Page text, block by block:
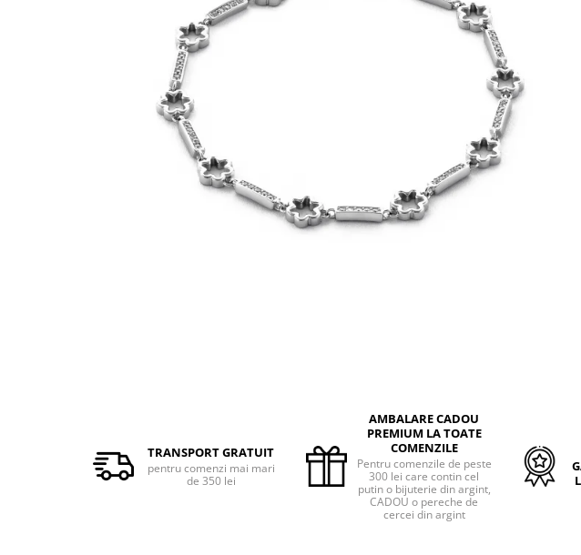
TRANSPORT GRATUIT
pentru comenzi mai mari
de 350 lei
AMBALARE CADOU
PREMIUM LA TOATE
COMENZILE
Pentru comenzile de peste
300 lei care contin cel
putin o bijuterie din argint,
CADOU o pereche de
cercei din argint